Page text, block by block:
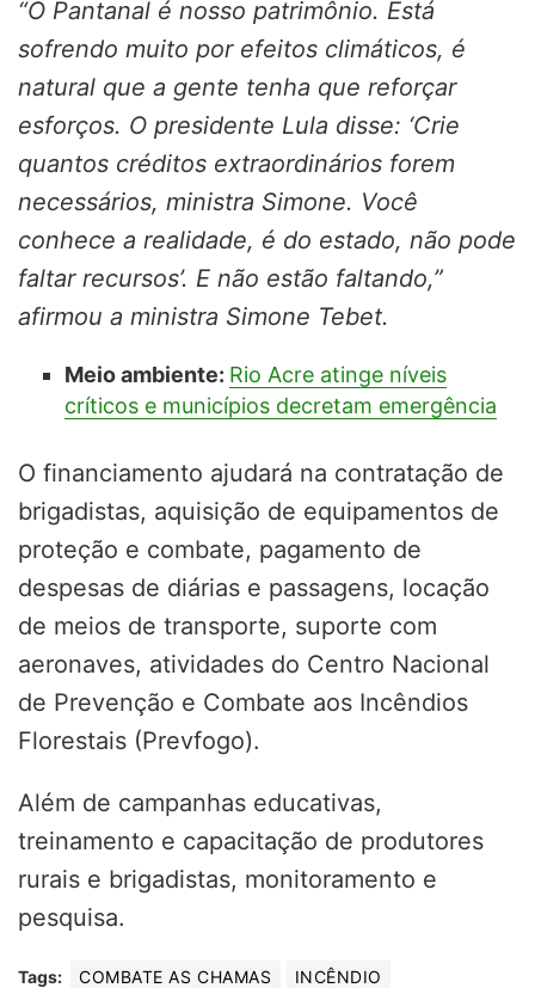
“O Pantanal é nosso patrimônio. Está
sofrendo muito por efeitos climáticos, é
natural que a gente tenha que reforçar
esforços. O presidente Lula disse: ‘Crie
quantos créditos extraordinários forem
necessários, ministra Simone. Você
conhece a realidade, é do estado, não pode
faltar recursos’. E não estão faltando,”
afirmou a ministra Simone Tebet.
Meio ambiente: Rio Acre atinge níveis
críticos e municípios decretam emergência
O financiamento ajudará na contratação de
brigadistas, aquisição de equipamentos de
proteção e combate, pagamento de
despesas de diárias e passagens, locação
de meios de transporte, suporte com
aeronaves, atividades do Centro Nacional
de Prevenção e Combate aos Incêndios
Florestais (Prevfogo).
Além de campanhas educativas,
treinamento e capacitação de produtores
rurais e brigadistas, monitoramento e
pesquisa.
Tags: COMBATE AS CHAMAS
INCÊNDIO